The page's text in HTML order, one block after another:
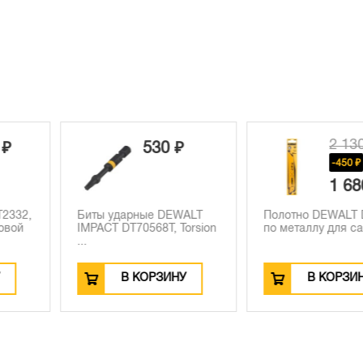
₽
Torsion
2 130 ₽
Полотно DEWALT DT2384,
по металлу для сабельн...
В КОРЗИНУ
Биты
T25 x 50
В